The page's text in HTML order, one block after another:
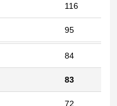
116
95
84
83
72